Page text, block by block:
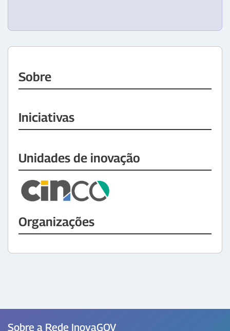
Sobre
Iniciativas
Unidades de inovação
Organizações
Sobre a Rede InovaGOV